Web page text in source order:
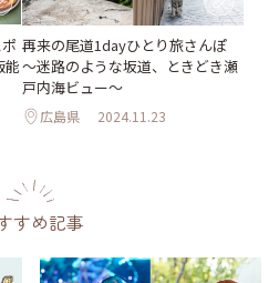
能
再来の尾道1dayひとり旅さんぽ
～迷路のような坂道、ときどき瀬
戸内海ビュー～
広島県 2024.11.23
すめ記事